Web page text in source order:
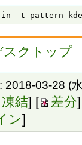
in -t pattern kde
スクトップ
2018-03-28 (
凍結] [ 差分
ン]